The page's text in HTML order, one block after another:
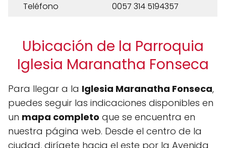
Teléfono
0057 314 5194357
Ubicación de la Parroquia
Iglesia Maranatha Fonseca
Para llegar a la Iglesia Maranatha Fonseca,
puedes seguir las indicaciones disponibles en
un mapa completo que se encuentra en
nuestra página web. Desde el centro de la
ciudad, dirígete hacia el este por la Avenida